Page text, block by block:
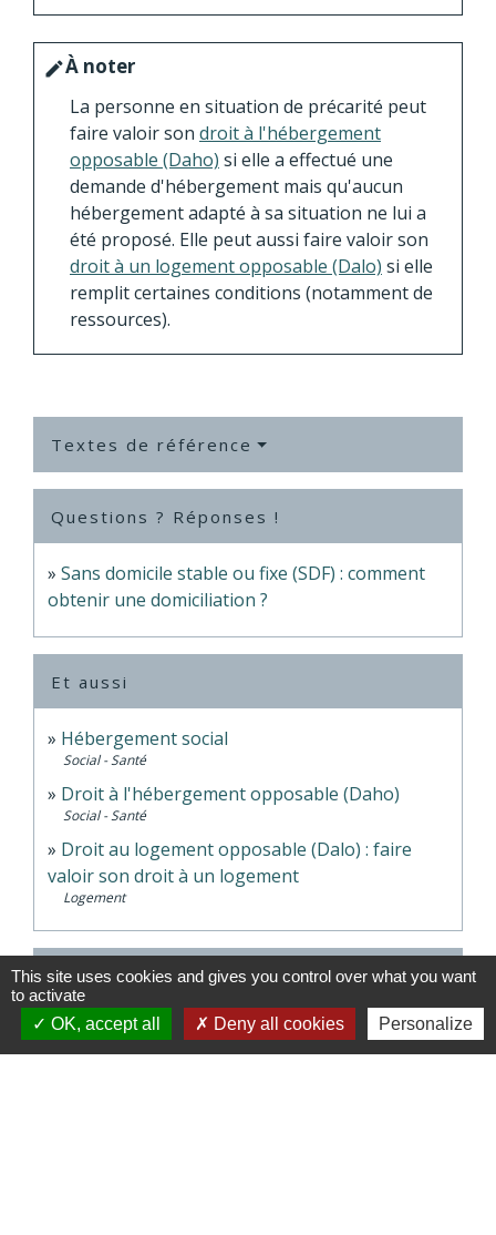
editÀ noter
La personne en situation de précarité peut
faire valoir son droit à l'hébergement
opposable (Daho) si elle a effectué une
demande d'hébergement mais qu'aucun
hébergement adapté à sa situation ne lui a
été proposé. Elle peut aussi faire valoir son
droit à un logement opposable (Dalo) si elle
remplit certaines conditions (notamment de
ressources).
Textes de référence
Questions ? Réponses !
Sans domicile stable ou fixe (SDF) : comment
obtenir une domiciliation ?
Et aussi
Hébergement social
Social - Santé
Droit à l'hébergement opposable (Daho)
Social - Santé
Droit au logement opposable (Dalo) : faire
valoir son droit à un logement
Logement
Pour en savoir plus
SIAO : Service public de l’hébergement et de
l’accès au logementopen_in_new
This site uses cookies and gives you control over what you want
to activate
OK, accept all
Deny all cookies Personalize